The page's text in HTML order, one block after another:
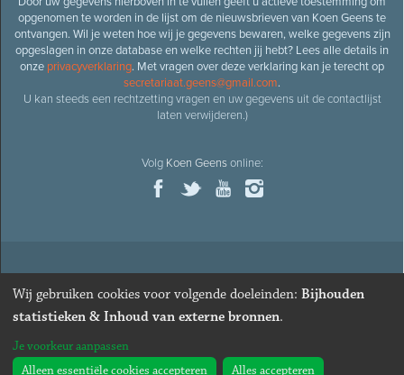
opgenomen te worden in de lijst om de nieuwsbrieven van Koen Geens te
ontvangen. Wil je weten hoe wij je gegevens bewaren, welke gegevens zijn
opgeslagen in onze database en welke rechten jij hebt? Lees alle details in
onze privacyverklaring. Met vragen over deze verklaring kan je terecht op
secretariaat.geens@gmail.com.
U kan steeds een rechtzetting vragen en uw gegevens uit de contactlijst
laten verwijderen.)
Volg Koen Geensonline:
© 2026Oud-minister en ere-volksvertegenwoordiger Koen
· Alle rechten voorbehouden · Cookies wijzigen
Webdesign&website ontwikkelingdoor Zenjoy in Leuven
Wij gebruiken cookies voor volgende doeleinden: Bijhouden
statistieken & Inhoud van externe bronnen.
Je voorkeur aanpassen
Alleen essentiële cookies accepteren
Alles accepteren